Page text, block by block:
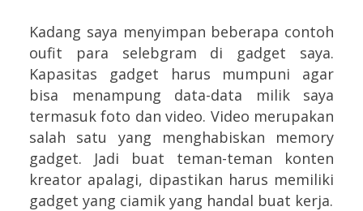
Kadang saya menyimpan beberapa contoh
oufit para selebgram di gadget saya.
Kapasitas gadget harus mumpuni agar
bisa menampung data-data milik saya
termasuk foto dan video. Video merupakan
salah satu yang menghabiskan memory
gadget. Jadi buat teman-teman konten
kreator apalagi, dipastikan harus memiliki
gadget yang ciamik yang handal buat kerja.